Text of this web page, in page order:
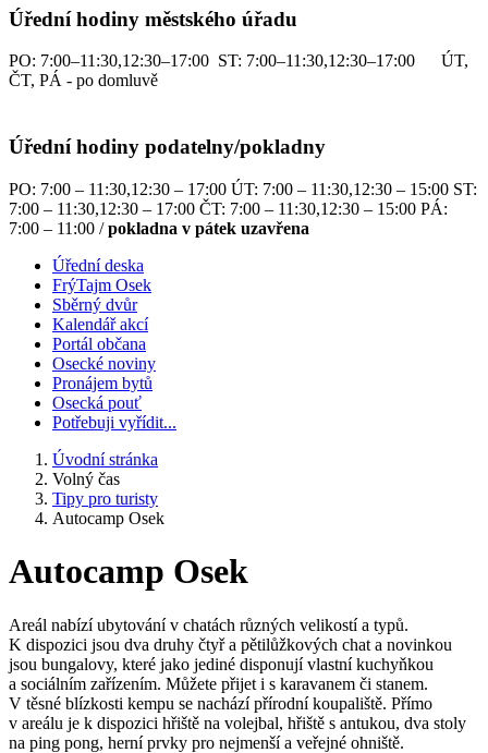
Úřední hodiny městského úřadu
PO: 7:00–11:30,12:30–17:00 ST: 7:00–11:30,12:30–17:00 ÚT,
ČT, PÁ - po domluvě
Úřední hodiny podatelny/pokladny
PO: 7:00 – 11:30,12:30 – 17:00 ÚT: 7:00 – 11:30,12:30 – 15:00 ST:
7:00 – 11:30,12:30 – 17:00 ČT: 7:00 – 11:30,12:30 – 15:00 PÁ:
7:00 – 11:00 /pokladna v pátek uzavřena
Úřední deska
FrýTajm Osek
Sběrný dvůr
Kalendář akcí
Portál občana
Osecké noviny
Pronájem bytů
Osecká pouť
Potřebuji vyřídit...
Úvodní stránka
Volný čas
Tipy pro turisty
Autocamp Osek
Autocamp Osek
Areál nabízí ubytování v chatách různých velikostí a typů.
K dispozici jsou dva druhy čtyř a pětilůžkových chat a novinkou
jsou bungalovy, které jako jediné disponují vlastní kuchyňkou
a sociálním zařízením. Můžete přijet i s karavanem či stanem.
V těsné blízkosti kempu se nachází přírodní koupaliště. Přímo
v areálu je k dispozici hřiště na volejbal, hřiště s antukou, dva stoly
na ping pong, herní prvky pro nejmenší a veřejné ohniště.